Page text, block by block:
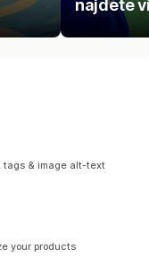
najdete
tags & image alt-text
your products